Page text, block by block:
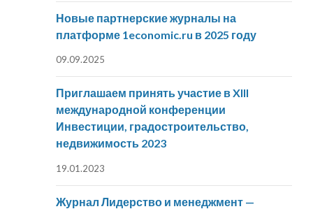
Новые партнерские журналы на
платформе 1economic.ru в 2025 году
09.09.2025
Приглашаем принять участие в XIII
международной конференции
Инвестиции, градостроительство,
недвижимость 2023
19.01.2023
Журнал Лидерство и менеджмент —